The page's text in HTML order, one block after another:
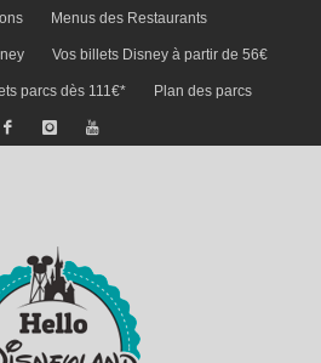
Menus des Restaurants
Vos billets Disney à partir de 56€
parcs dès 111€* Plan des parcs